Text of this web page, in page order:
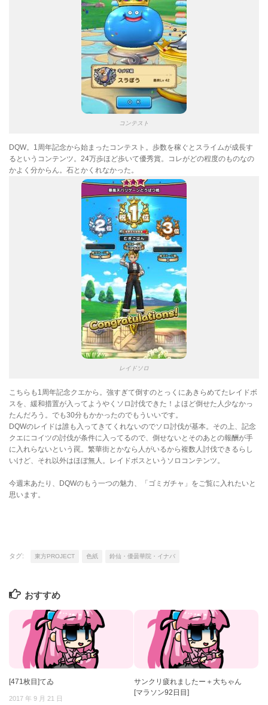
コンテスト
DQW。1周年記念から始まったコンテスト。歩数を稼ぐとスライムが成長す
るというコンテンツ。24万歩ほど歩いて優秀賞。コレがどの程度のものなの
かよく分からん。石とかくれなかった。
レイドソロ
こちらも1周年記念クエから。強すぎて倒すのとっくにあきらめてたレイドボ
スを、緩和措置が入ってようやくソロ討伐できた！よほど倒せた人少なかっ
たんだろう。でも30分もかかったのでもういいです。
DQWのレイドは誰も入ってきてくれないのでソロ討伐が基本。その上、記念
クエにコイツの討伐が条件に入ってるので、倒せないとそのあとの報酬が手
に入れらないという罠。繁華街とかなら人がいるから複数人討伐できるらし
いけど、それ以外はほぼ無人。レイドボスというソロコンテンツ。
今週末あたり、DQWのもう一つの魅力、「ゴミガチャ」をご覧に入れたいと
思います。
タグ: 東方PROJECT 色紙 鈴仙・優曇華院・イナバ
おすすめ
[471枚目]てゐ
2017 年 9 月 21 日
サンクリ疲れましたー＋大ちゃん
[マラソン92日目]